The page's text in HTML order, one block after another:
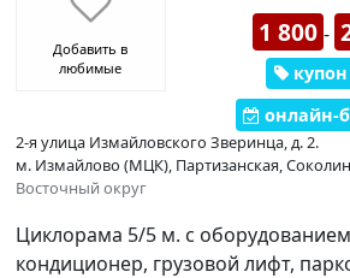
Добавить в
любимые
1 800 -
купон
онлайн-
2-я улица Измайловского Зверинца, д. 2.
м. Измайлово (МЦК), Партизанская,
Восточный округ
Циклорама 5/5 м. с
кондиционер, грузовой лифт,